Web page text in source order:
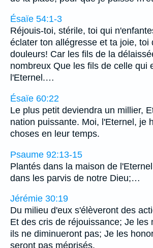
Ésaïe 54:1-3
Réjouis-toi, stérile, toi qui
éclater ton allégresse et ta joie, toi
douleurs! Car les fils de la
nombreux Que les fils de celle qui
l'Eternel.…
Ésaïe 60:22
Le plus petit deviendra un millier,
nation puissante. Moi, l'Eternel, je
choses en leur temps.
Psaume 92:13-15
Plantés dans la maison de
dans les parvis de notre Dieu;…
Jérémie 30:19
Du milieu d'eux s'élèveront des
Et des cris de réjouissance; Je les
ils ne diminueront pas; Je les
seront pas méprisés.